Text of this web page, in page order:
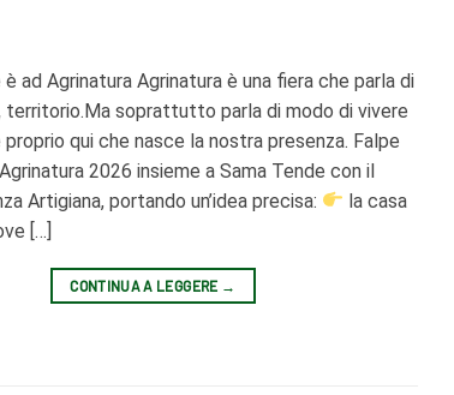
ad Agrinatura Agrinatura è una fiera che parla di
territorio.Ma soprattutto parla di modo di vivere
proprio qui che nasce la nostra presenza. Falpe
2026 insieme a Sama Tende con il
Artigiana, portando un’idea precisa:
la casa
[…]
CONTINUA A LEGGERE →